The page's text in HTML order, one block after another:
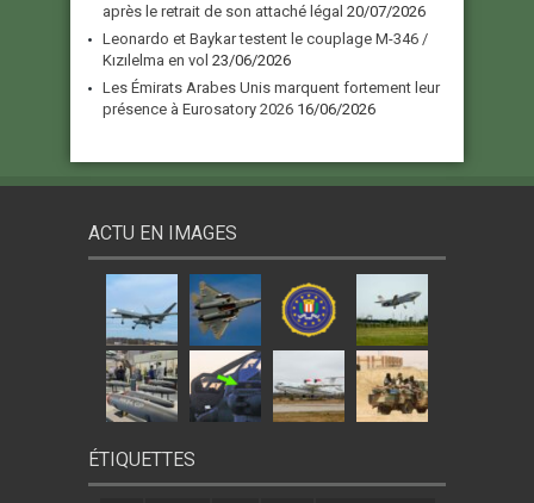
après le retrait de son attaché légal 20/07/2026
Leonardo et Baykar testent le couplage M-346 /
Kızılelma en vol 23/06/2026
Les Émirats Arabes Unis marquent fortement leur
présence à Eurosatory 2026 16/06/2026
ACTU EN IMAGES
ÉTIQUETTES